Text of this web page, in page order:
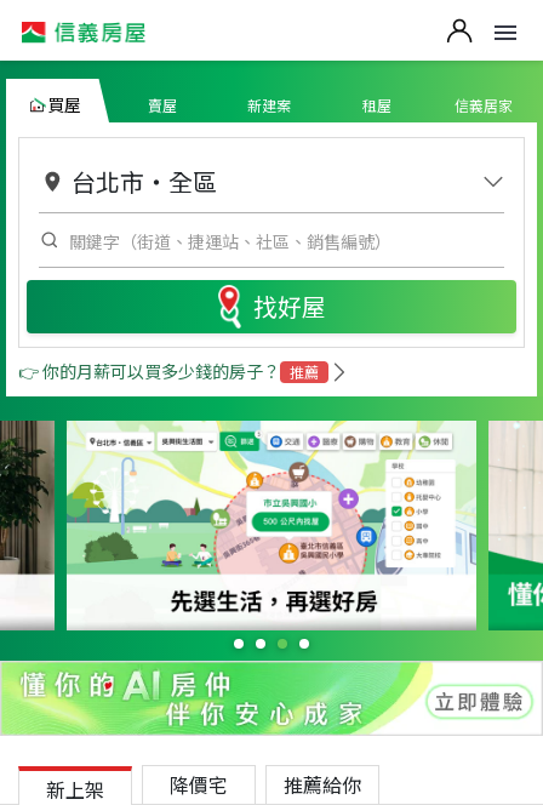
買屋 賣屋 新建案 租屋 信義居家
台北市 ・ 全區
找好屋
👉 你的月薪可以買多少錢的房子？ 推薦
新上架 降價宅 推薦給你